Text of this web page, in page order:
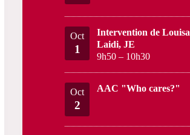
Oct
1
Intervention de Louisa
Laidi, JE
9h50 – 10h30
Oct
2
AAC "Who cares?"